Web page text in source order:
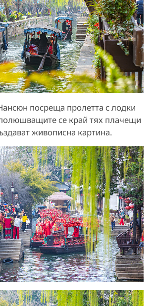
посреща пролетта с лодки
се край тях плачещи
живописна картина.